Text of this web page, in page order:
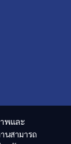
พและ
นสามารถ